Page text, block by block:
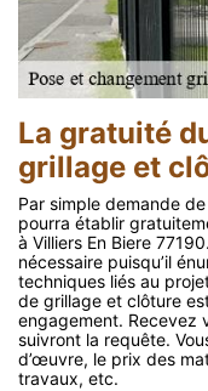
La gratuité
grillage et
Par simple demande
pourra établir
à Villiers En Biere
nécessaire puisqu’il
techniques liés au
de grillage et clôture
engagement. Recevez
suivront la requête.
d’œuvre, le prix des
travaux, etc.